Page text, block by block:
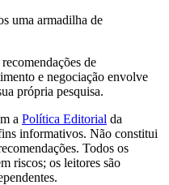
uma armadilha de
de
e negociação envolve
própria pesquisa.
a Política Editorial da
informativos. Não constitui
Todos os
riscos; os leitores são